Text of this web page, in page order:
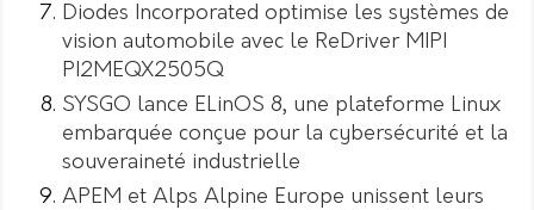
Diodes Incorporated optimise les systèmes de
vision automobile avec le ReDriver MIPI
PI2MEQX2505Q
SYSGO lance ELinOS 8, une plateforme Linux
embarquée conçue pour la cybersécurité et la
souveraineté industrielle
APEM et Alps Alpine Europe unissent leurs